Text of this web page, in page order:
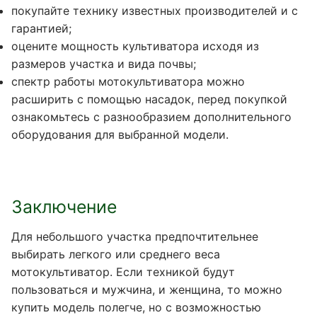
покупайте технику известных производителей и с
гарантией;
оцените мощность культиватора исходя из
размеров участка и вида почвы;
спектр работы мотокультиватора можно
расширить с помощью насадок, перед покупкой
ознакомьтесь с разнообразием дополнительного
оборудования для выбранной модели.
Заключение
Для небольшого участка предпочтительнее
выбирать легкого или среднего веса
мотокультиватор. Если техникой будут
пользоваться и мужчина, и женщина, то можно
купить модель полегче, но с возможностью